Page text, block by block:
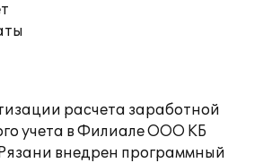
расчета заработной
учета в Филиале ООО КБ
внедрен программный